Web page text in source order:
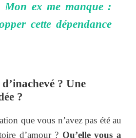
Mon ex me manque :
cette dépendance
? Une
?
que vous n’avez pas été au
d’amour ? Qu’elle vous a